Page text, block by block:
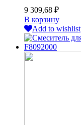
9 309,68 ₽
В корзину
Add to wishlist